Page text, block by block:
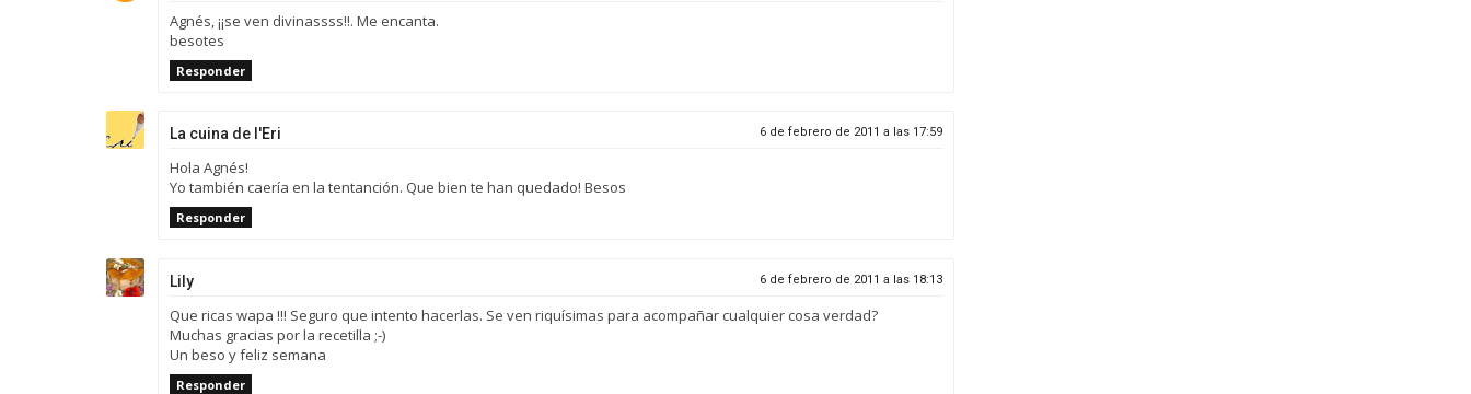
Agnés, ¡¡se ven divinassss!!. Me encanta.
besotes
Responder
La cuina de l'Eri 6 de febrero de 2011 a las 17:59
Hola Agnés!
Yo también caería en la tentanción. Que bien te han quedado! Besos
Responder
Lily 6 de febrero de 2011 a las 18:13
Que ricas wapa !!! Seguro que intento hacerlas. Se ven riquísimas para acompañar cualquier cosa verdad?
Muchas gracias por la recetilla ;-)
Un beso y feliz semana
Responder